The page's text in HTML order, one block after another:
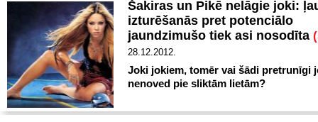
Šakiras un Pikē nelāgie joki:
izturēšanās pret potenciālo
jaundzimušo tiek asi nosodīta
28.12.2012.
Joki jokiem, tomēr vai šādi pretrunīgi
nenoved pie sliktām lietām?